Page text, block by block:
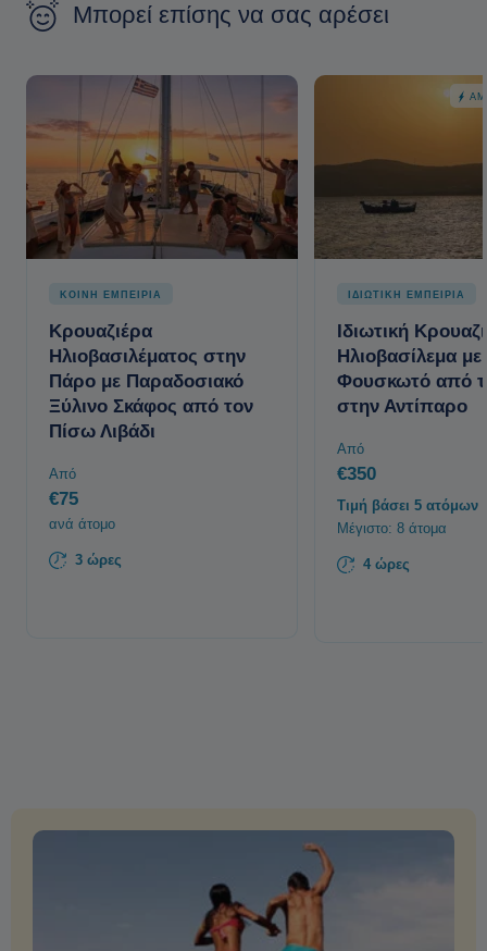
Μπορεί επίσης να σας αρέσει
ΚΟΙΝΗ ΕΜΠΕΙΡΙΑ
Κρουαζιέρα
Ηλιοβασιλέματος στην
Πάρο με Παραδοσιακό
Ξύλινο Σκάφος από τον
Πίσω Λιβάδι
Από
€75
ανά άτομο
3 ώρες
ΙΔΙΩΤΙΚΗ ΕΜΠΕΙΡΙΑ
Ιδιωτική
Ηλιοβασίλεμα με
Φουσκωτό από
στην Αντίπαρο
Από
€350
Τιμή βάσει 5 ατόμων
Μέγιστο: 8 άτομα
4 ώρες